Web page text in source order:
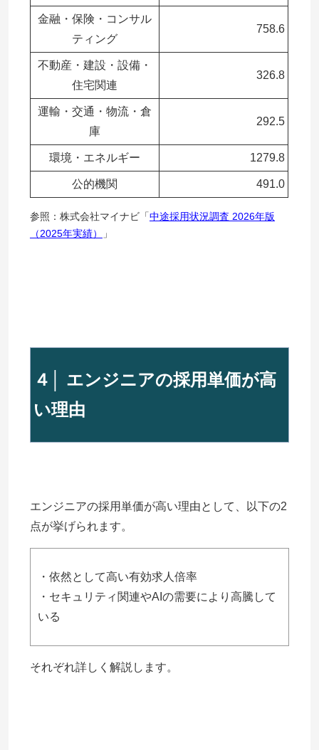
⾦融・保険・コンサル
ティング
758.6
不動産・建設・設備・
住宅関連
326.8
運輸・交通・物流・倉
庫
292.5
環境・エネルギー 1279.8
公的機関 491.0
参照：株式会社マイナビ「中途採用状況調査 2026年版
（2025年実績）
」
４│ エンジニアの採用単価が高
い理由
エンジニアの採用単価が高い理由として、以下の2
点が挙げられます。
・依然として高い有効求人倍率
・セキュリティ関連やAIの需要により高騰して
いる
それぞれ詳しく解説します。